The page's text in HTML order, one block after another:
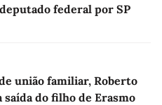
federal por SP
união familiar, Roberto
saída do filho de Erasmo